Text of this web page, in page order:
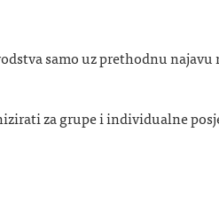
samo uz prethodnu najavu
za grupe i individualne